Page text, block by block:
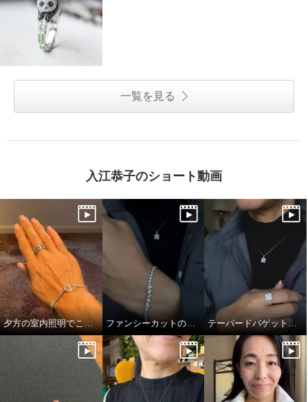
一覧を見る
入江恭子のショート動画
夕方の室内照明でこの煌めき…！ ファンシーカットの独特かつ透明感あふれる輝き テーパードバゲットのキラキラっぷり！